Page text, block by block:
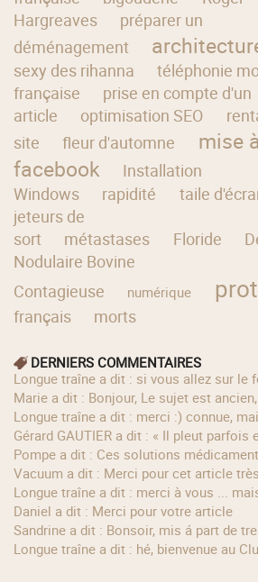
Hargreaves
préparer un
déménagement
sexy des rihanna téléphonie
française
prise en compte d'un
article
optimisation SEO
site
fleur d'automne
mise
facebook
Installation
Windows
rapidité taile
jeteurs de
sort
métastases Floride
Nodulaire Bovine
Contagieuse
numérique
français
morts
DERNIERS COMMENTAIRES
longue traîne a dit : si vous allez sur le
Marie a dit : Bonjour, Le sujet est ancien,
longue traîne a dit : merci :) connue,
Gérard GAUTIER a dit : « Il pleut parfois
Pompe a dit : Ces solutions
Vacuum a dit : Merci pour cet article très
longue traîne a dit : merci à vous ...
Daniel a dit : Merci pour votre article
Sandrine a dit : Bonsoir, mis á part de
longue traîne a dit : hé, bienvenue au